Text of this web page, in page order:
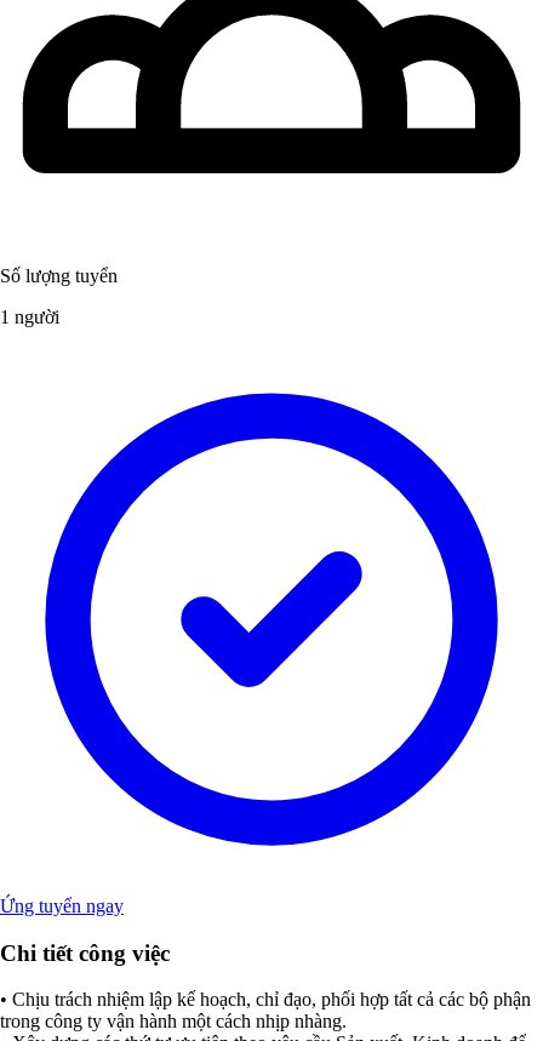
Số lượng tuyển
1 người
Ứng tuyển ngay
Chi tiết công việc
• Chịu trách nhiệm lập kế hoạch, chỉ đạo, phối hợp tất cả các bộ phận
trong công ty vận hành một cách nhịp nhàng.